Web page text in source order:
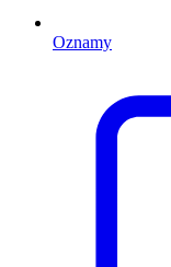
Oznamy